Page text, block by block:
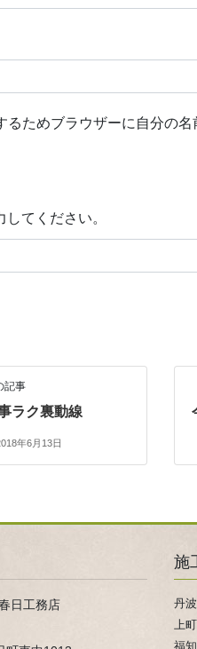
るためブラウザーに自分の
してください。
記事
ラク裏動線
年6月13日
日工務店
施
丹
上
福